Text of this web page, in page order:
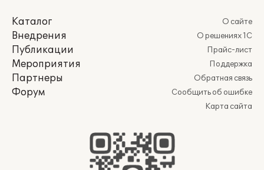
Каталог
Внедрения
Публикации
Мероприятия
Партнеры
Форум
О сайте
О решениях 1С
Прайс-лист
Поддержка
Обратная связь
Сообщить об ошибке
Карта сайта